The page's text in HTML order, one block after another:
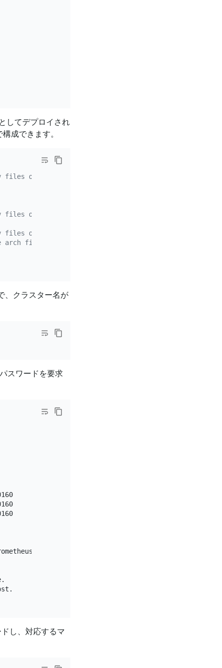
してデプロイされ
成できます。
files of the arm64 architecture by default
files of the amd64 architecture
files of the arm64 architecture
arch field use the default value in the global field,
、クラスター名が
スワードを要求
9090
し、対応するマ